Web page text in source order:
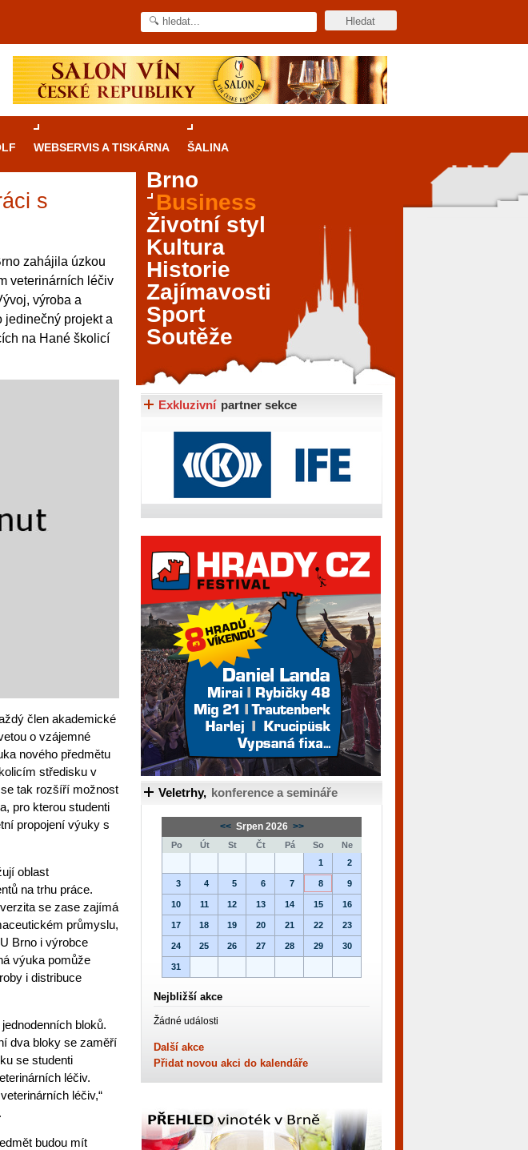
WEBSERVIS A TISKÁRNA ŠALINA
s
zahájila úzkou
veterinárních léčiv
výroba a
jedinečný projekt a
na Hané školicí
člen akademické
o vzájemné
nového předmětu
středisku v
tak rozšíří možnost
pro kterou studenti
propojení výuky s
oblast
na trhu práce.
se zase zajímá
průmyslu,
Brno i výrobce
výuka pomůže
i distribuce
bloků.
dva bloky se zaměří
se studenti
léčiv.
léčiv,“
budou mít
v Brně: Od
památky, skvělé
Mimo jiné je ale také
a bezpečně vyzkoušet
kvetoucí moravské
her od klasické
jak pro pravidelné
Brno
Business
Životní styl
Kultura
Historie
Zajímavosti
Sport
Soutěže
Exkluzivní partner sekce
Veletrhy, konference a semináře
<< Srpen 2026 >>
Po Út St Čt Pá So
Ne
1
2
3 4 5 6 7 8 9
10 11 12 13 14 15 16
17 18 19 20 21 22 23
24 25 26 27 28 29 30
31
Nejbližší akce
Žádné události
Další akce
Přidat novou akci do kalendáře